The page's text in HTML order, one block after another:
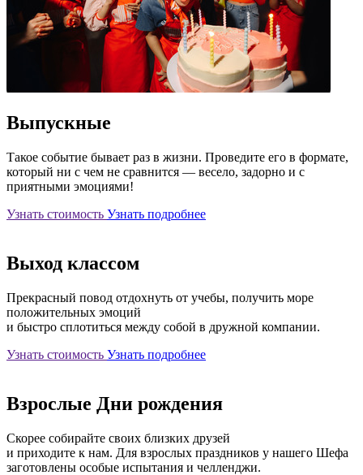
Выпускные
Такое событие бывает раз в жизни. Проведите его в формате,
который ни с чем не сравнится — весело, задорно и с
приятными эмоциями!
Узнать стоимость Узнать подробнее
Выход классом
Прекрасный повод отдохнуть от учебы, получить море
положительных эмоций
и быстро сплотиться между собой в дружной компании.
Узнать стоимость Узнать подробнее
Взрослые Дни рождения
Скорее собирайте своих близких друзей
и приходите к нам. Для взрослых праздников у нашего Шефа
заготовлены особые испытания и челленджи.